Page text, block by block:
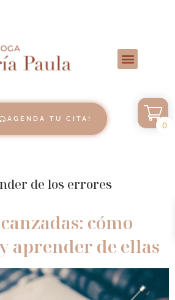
AGENDA TU CITA!
de los errores
cómo
aprender de ellas
0